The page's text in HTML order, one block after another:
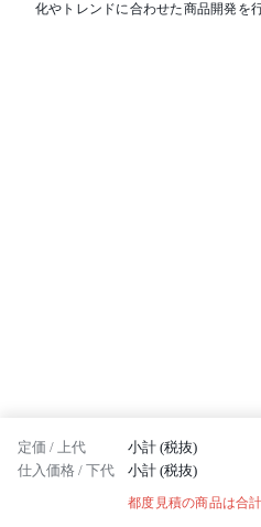
化やトレンドに合わせた商品開発を
定価 / 上代 小計 (税抜)
仕入価格 / 下代 小計 (税抜)
都度見積の商品は合